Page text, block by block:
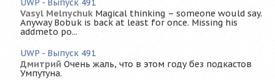
UWP - Выпуск 491
Vasyl Melnychuk Magical thinking – someone would say.
Anyway Bobuk is back at least for once. Missing his
addmeto po...
UWP - Выпуск 491
Дмитрий Очень жаль, что в этом году без подкастов
Умпутуна.